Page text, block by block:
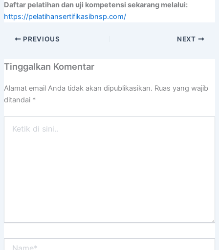
Daftar pelatihan dan uji kompetensi sekarang melalui:
https://pelatihansertifikasibnsp.com/
PREVIOUS NEXT
Tinggalkan Komentar
Alamat email Anda tidak akan dipublikasikan. Ruas yang wajib
ditandai *